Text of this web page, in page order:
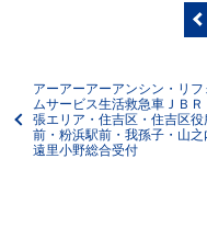
アーアーアーアンシン・リフ
ムサービス生活救急車ＪＢ
張エリア・住吉区・住吉区役
前・粉浜駅前・我孫子・山之
遠里小野総合受付